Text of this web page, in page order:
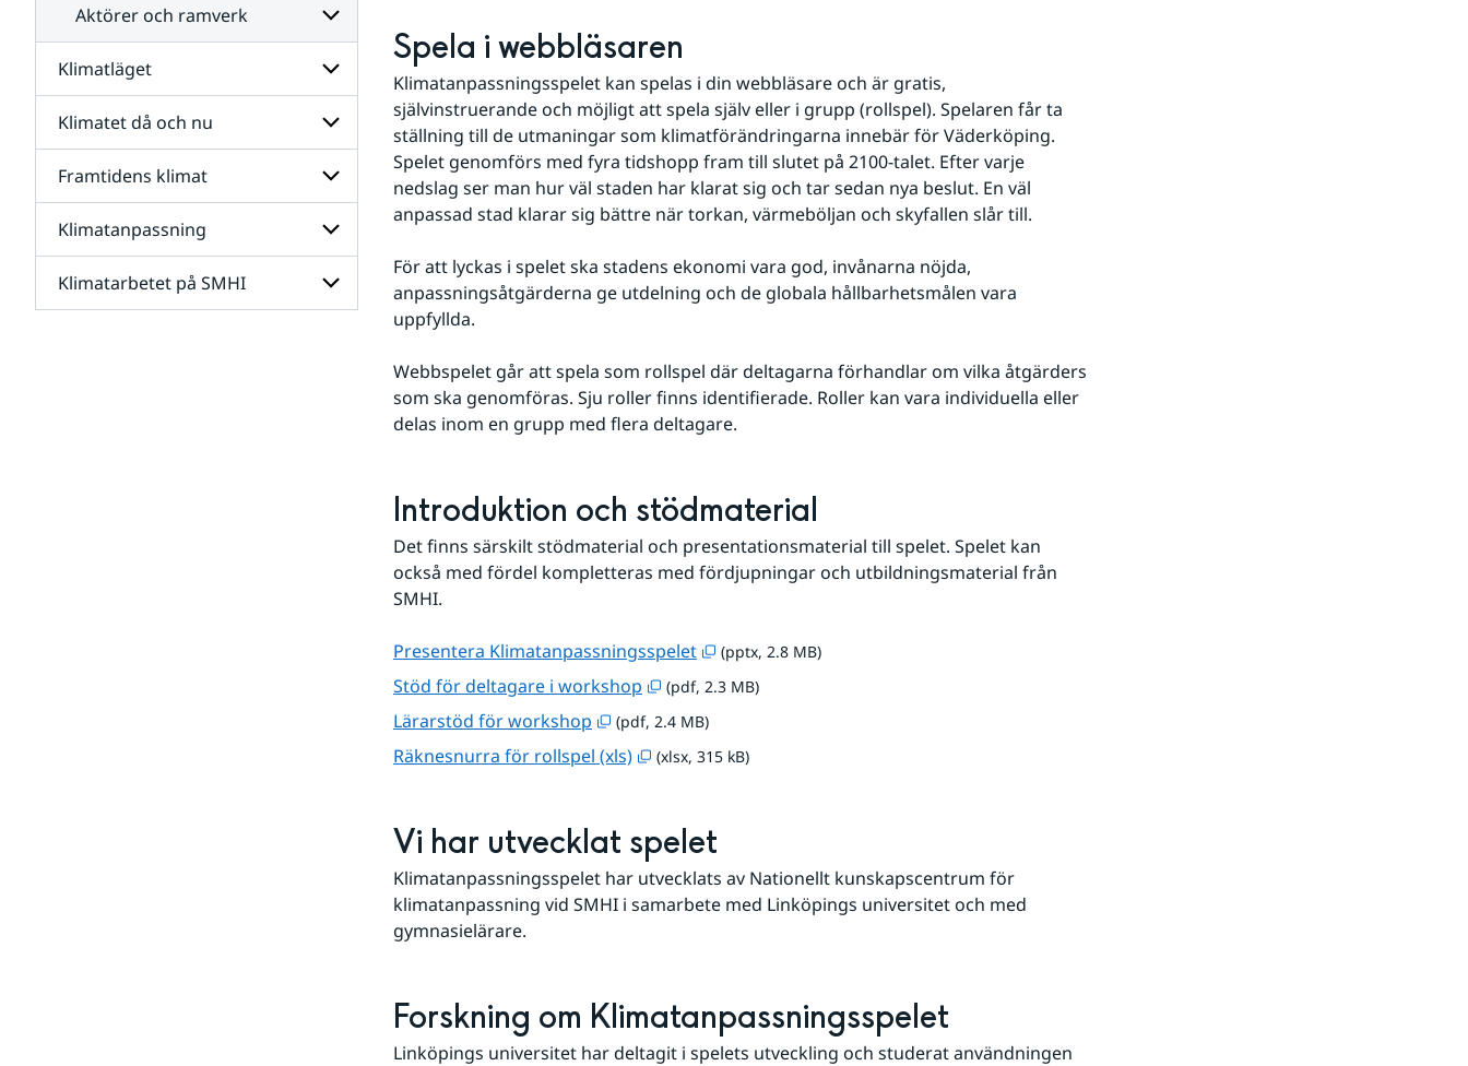
för
Vägledning
förordningsmyndigheter
Aktörer och ramverk
Undersidor
för
Aktörer
och
ramverk
Klimatläget
Undersidor
för
Klimatläget
Klimatet då och nu
Undersidor
för
Klimatet
då
och
nu
Framtidens klimat
Undersidor
för
Framtidens
klimat
Klimatanpassning
Undersidor
för
Klimatanpassning
Klimatarbetet på SMHI
Klimatarbetet
Spela i webbläsaren
Klimatanpassningsspelet kan spelas i din webbläsare och är gratis,
självinstruerande och möjligt att spela själv eller i grupp (rollspel). Spelaren får ta
ställning till de utmaningar som klimatförändringarna innebär för Väderköping.
Spelet genomförs med fyra tidshopp fram till slutet på 2100-talet. Efter varje
nedslag ser man hur väl staden har klarat sig och tar sedan nya beslut. En väl
anpassad stad klarar sig bättre när torkan, värmeböljan och skyfallen slår till.
För att lyckas i spelet ska stadens ekonomi vara god, invånarna nöjda,
anpassningsåtgärderna ge utdelning och de globala hållbarhetsmålen vara
uppfyllda.
Webbspelet går att spela som rollspel där deltagarna förhandlar om vilka åtgärders
som ska genomföras. Sju roller finns identifierade. Roller kan vara individuella eller
delas inom en grupp med flera deltagare.
Introduktion och stödmaterial
Det finns särskilt stödmaterial och presentationsmaterial till spelet. Spelet kan
också med fördel kompletteras med fördjupningar och utbildningsmaterial från
SMHI.
Presentera Klimatanpassningsspelet pptx, 2.8 MB, öppnas i nytt fönster.
(pptx, 2.8 MB)
Stöd för deltagare i workshop pdf, 2.3 MB, öppnas i nytt fönster.
(pdf, 2.3 MB)
Lärarstöd för workshop pdf, 2.4 MB, öppnas i nytt fönster.
(pdf, 2.4 MB)
Räknesnurra för rollspel (xls) xlsx, 315 kB, öppnas i nytt fönster.
(xlsx, 315 kB)
Vi har utvecklat spelet
Klimatanpassningsspelet har utvecklats av Nationellt kunskapscentrum för
klimatanpassning vid SMHI i samarbete med Linköpings universitet och med
gymnasielärare.
Forskning om Klimatanpassningsspelet
Linköpings universitet har deltagit i spelets utveckling och studerat användningen